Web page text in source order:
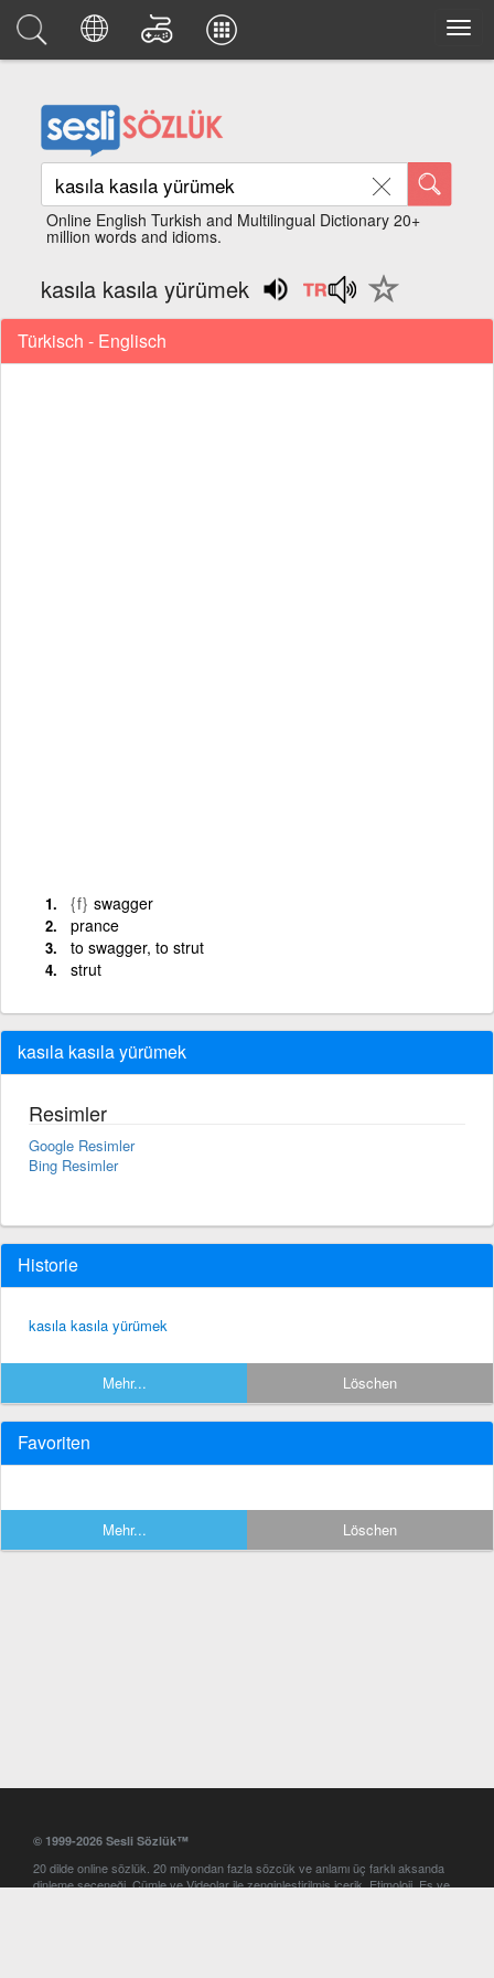
Online English Turkish and Multilingual Dictionary 20+
million words and idioms.
kasıla kasıla yürümek
Türkisch - Englisch
{f} swagger
prance
to swagger, to strut
strut
kasıla kasıla yürümek
Resimler
Google Resimler
Bing Resimler
Historie
kasıla kasıla yürümek
Mehr... Löschen
Favoriten
Mehr... Löschen
© 1999-2026 Sesli Sözlük™
20 dilde online sözlük. 20 milyondan fazla sözcük ve anlamı üç farklı aksanda
dinleme seçeneği. Cümle ve Videolar ile zenginleştirilmiş içerik. Etimoloji, Eş ve